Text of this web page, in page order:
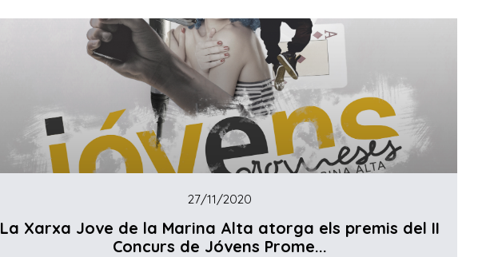
27/11/2020
La Xarxa Jove de la Marina Alta atorga els premis del II
Concurs de Jóvens Prome...